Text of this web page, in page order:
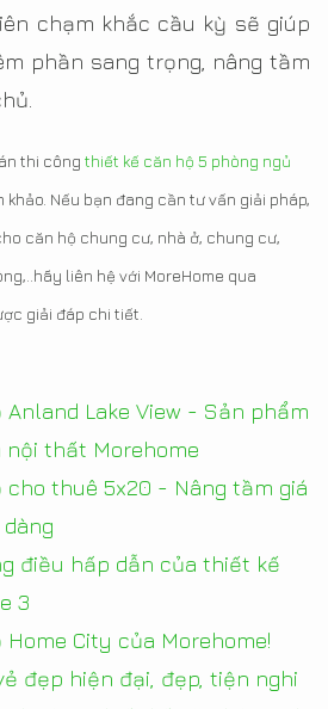
chạm khắc cầu kỳ sẽ giúp
phần sang trọng, nâng tầm
thi công thiết kế căn hộ 5 phòng ngủ
Nếu bạn đang cần tư vấn giải pháp,
căn hộ chung cư, nhà ở, chung cư,
liên hệ với MoreHome qua
giải đáp chi tiết.
Lake View - Sản phẩm
thất Morehome
thuê 5x20 - Nâng tầm giá
điều hấp dẫn của thiết kế
3
City của Morehome!
đẹp hiện đại, đẹp, tiện nghi